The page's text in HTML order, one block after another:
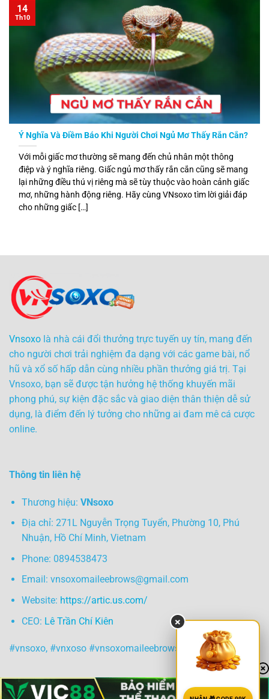
Ý Nghĩa Và Điềm Báo Khi Người Chơi Ngủ Mơ Thấy Rắn Cắn?
Với mỗi giấc mơ thường sẽ mang đến chủ nhân một thông
điệp và ý nghĩa riêng. Giấc ngủ mơ thấy rắn cắn cũng sẽ mang
lại những điều thú vị riêng mà sẽ tùy thuộc vào hoàn cảnh giấc
mơ, những hành động riêng. Hãy cùng VNsoxo tìm lời giải đáp
cho những giấc […]
14
Th10
Vnsoxo là nhà cái đổi thưởng trực tuyến uy tín, mang đến
cho người chơi trải nghiệm đa dạng với các game bài, nổ
hũ và xổ số hấp dẫn cùng nhiều phần thưởng giá trị. Tại
Vnsoxo, bạn sẽ được tận hưởng hệ thống khuyến mãi
phong phú, sự kiện đặc sắc và giao diện thân thiện dễ sử
dụng, là điểm đến lý tưởng cho những ai đam mê cá cược
online.
Thông tin liên hệ
Thương hiệu: VNsoxo
Địa chỉ: 271L Nguyễn Trọng Tuyển, Phường 10, Phú
Nhuận, Hồ Chí Minh, Vietnam
Phone: 0894538473
Email: vnsoxomaileebrows@gmail.com
Website: https://artic.us.com/
CEO: Lê Trần Chí Kiên
#vnsoxo, #vnxoso #vnsoxomaileebrows
×